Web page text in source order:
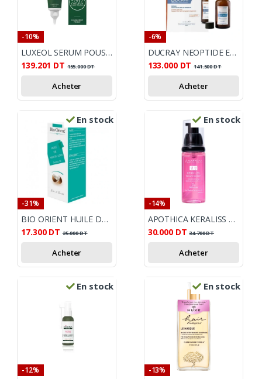
-10%
LUXEOL SERUM POUSSE 50 ML
139.201 DT 155.000DT
Acheter
-6%
DUCRAY NEOPTIDE EXPERT SERUM FORTIFIANT REDENSIFIANT 2*50ML
133.000 DT 141.500DT
Acheter
En stock
-31%
BIO ORIENT HUILE DE NOIX COCO 90 ML
17.300 DT 25.000DT
Acheter
En stock
-14%
APOTHICA KERALISS SERUM COREEN 50ML
30.000 DT 34.700DT
Acheter
En stock
-12%
En stock
-13%